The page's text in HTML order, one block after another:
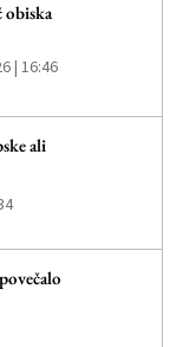
obiska
| 16:46
ali